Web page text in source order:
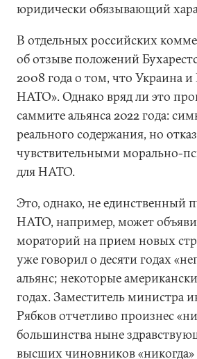
юридически обязывающий
В отдельных российских
об отзыве положений
2008 года о том, что Украина
НАТО». Однако вряд ли это
саммите альянса 2022 года:
реального содержания, но
чувствительными морально-
для НАТО.
Это, однако, не
НАТО, например, может
мораторий на прием новых
уже говорил о десяти годах
альянс; некоторые
годах. Заместитель министра
Рябков отчетливо произнес
большинства ныне
высших чиновников